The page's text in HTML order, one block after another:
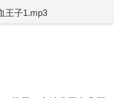
王子1.mp3